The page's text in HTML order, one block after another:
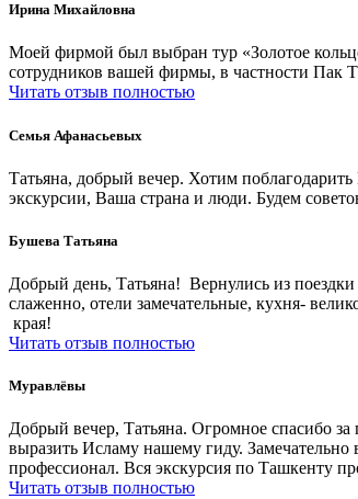
Ирина Михайловна
Моей фирмой был выбран тур «Золотое
сотрудников вашей фирмы, в частности Пак
Читать отзыв полностью
Семья Афанасьевых
Татьяна, добрый вечер. Хотим
экскурсии, Ваша страна и люди. Будем
Бушева Татьяна
Добрый день, Татьяна! Вернулись из
слаженно, отели замечательные, кухня-
края!
Читать отзыв полностью
Муравлёвы
Добрый вечер, Татьяна. Огромное спасибо
выразить Исламу нашему гиду.
профессионал. Вся экскурсия по Ташкенту
Читать отзыв полностью